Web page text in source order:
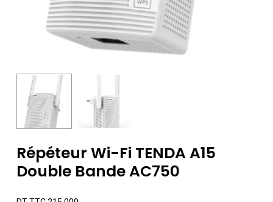
Répéteur Wi-Fi TENDA A15
Double Bande AC750